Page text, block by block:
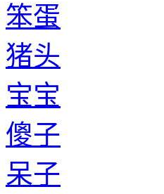
笨蛋
猪头
宝宝
傻子
呆子